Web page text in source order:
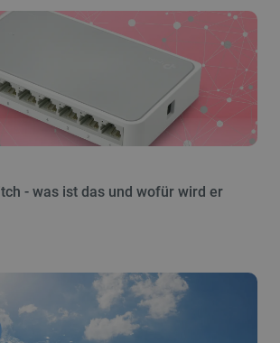
- was ist das und wofür wird er